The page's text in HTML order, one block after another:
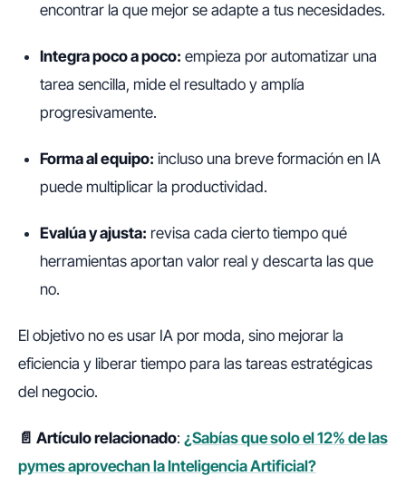
encontrar la que mejor se adapte a tus necesidades.
Integra poco a poco: empieza por automatizar una
tarea sencilla, mide el resultado y amplía
progresivamente.
Forma al equipo: incluso una breve formación en IA
puede multiplicar la productividad.
Evalúa y ajusta: revisa cada cierto tiempo qué
herramientas aportan valor real y descarta las que
no.
El objetivo no es usar IA por moda, sino mejorar la
eficiencia y liberar tiempo para las tareas estratégicas
del negocio.
📄 Artículo relacionado: ¿Sabías que solo el 12% de las
pymes aprovechan la Inteligencia Artificial?